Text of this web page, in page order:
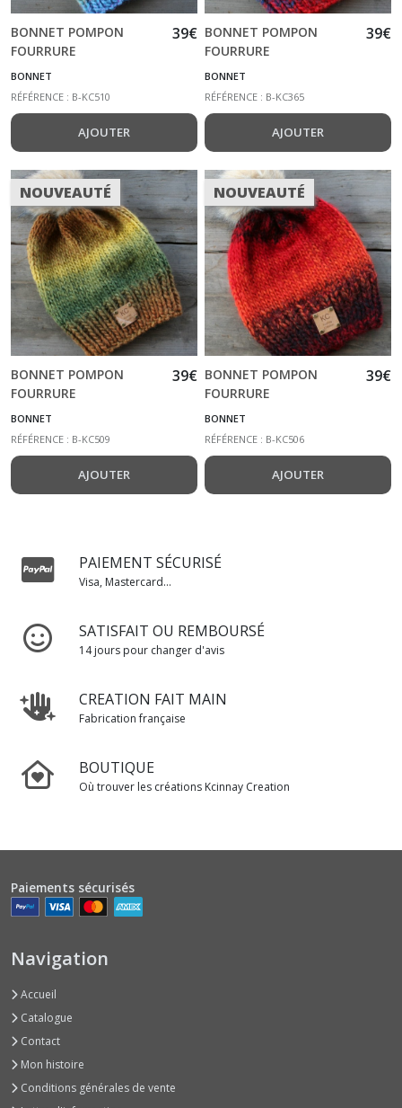
BONNET POMPON
FOURRURE
SYNTHETIQUE BLEU
ROSE JAUNE ORANGÉ
39€
BONNET
RÉFÉRENCE : B-KC510
AJOUTER
BONNET POMPON
FOURRURE
SYNTHETIQUE ROUGE
BLEU VERT
39€
BONNET
RÉFÉRENCE : B-KC365
AJOUTER
NOUVEAUTÉ
BONNET POMPON
FOURRURE
SYNTHETIQUE MARRON
VERT OCRE
39€
BONNET
RÉFÉRENCE : B-KC509
AJOUTER
NOUVEAUTÉ
BONNET POMPON
FOURRURE
SYNTHETIQUE ROUGE
NOIR ORANGE
39€
BONNET
RÉFÉRENCE : B-KC506
AJOUTER
PAIEMENT SÉCURISÉ
Visa, Mastercard...
SATISFAIT OU REMBOURSÉ
14 jours pour changer d'avis
CREATION FAIT MAIN
Fabrication française
BOUTIQUE
Où trouver les créations Kcinnay Creation
Paiements sécurisés
Navigation
Accueil
Catalogue
Contact
Mon histoire
Conditions générales de vente